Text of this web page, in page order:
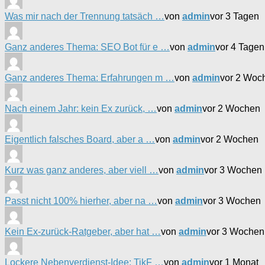
Was mir nach der Trennung tatsäch …von adminvor 3 Tagen
Ganz anderes Thema: SEO Bot für e …von adminvor 4 Tagen
Ganz anderes Thema: Erfahrungen m …von adminvor 2
Nach einem Jahr: kein Ex zurück, …von adminvor 2 Wochen
Eigentlich falsches Board, aber a …von adminvor 2 Wochen
Kurz was ganz anderes, aber viell …von adminvor 3 Wochen
Passt nicht 100% hierher, aber na …von adminvor 3 Wochen
Kein Ex-zurück-Ratgeber, aber hat …von adminvor 3 Wochen
Lockere Nebenverdienst-Idee: TikF …von adminvor 1 Monat